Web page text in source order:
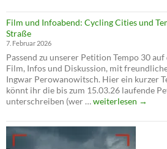
Film und Infoabend: Cycling Cities und
Straße
7. Februar 2026
Passend zu unserer Petition Tempo 30
Film, Infos und Diskussion, mit
Ingwar Perowanowitsch. Hier ein kurzer
könnt ihr die bis zum 15.03.26 laufende
unterschreiben (wer …Film
Infoabend:
Cycling
Cities
weiterlesen →